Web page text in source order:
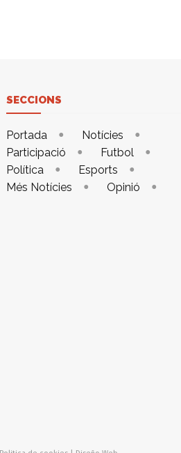
SECCIONS
Portada
Notícies
Participació
Futbol
Política
Esports
Més Notícies
Opinió